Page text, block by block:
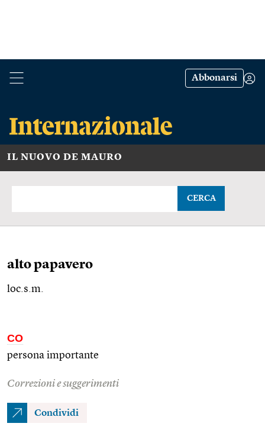
Abbonarsi
IL NUOVO DE MAURO
CERCA
alto papavero
loc.s.m.
CO
persona importante
Correzioni e suggerimenti
Condividi